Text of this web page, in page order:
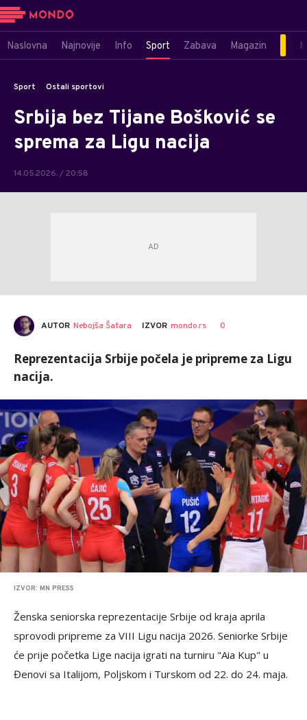
Naslovna Najnovije Info Sport Zabava Magazin
Sport Ostali sportovi
Srbija bez Tijane Bošković se
sprema za Ligu nacija
14.05.2026. / 20:58
AUTOR Nebojša Šatara IZVOR mondo.rs 0
Reprezentacija Srbije počela je pripreme za Ligu
nacija.
IZVOR: MN PRESS
Ženska seniorska reprezentacije Srbije od kraja aprila
sprovodi pripreme za VIII Ligu nacija 2026. Seniorke Srbije
će prije početka Lige nacija igrati na turniru "Aia Kup" u
Đenovi sa Italijom, Poljskom i Turskom od 22. do 24. maja.